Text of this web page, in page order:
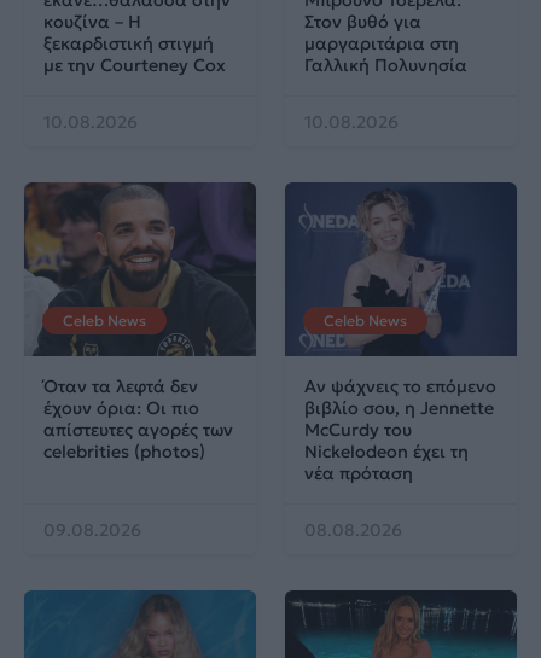
κουζίνα – Η
ξεκαρδιστική στιγμή
με την Courteney Cox
10.08.2026
Στον βυθό για
μαργαριτάρια στη
Γαλλική Πολυνησία
10.08.2026
Celeb News
Όταν τα λεφτά δεν
έχουν όρια: Οι πιο
απίστευτες αγορές των
celebrities (photos)
09.08.2026
Celeb News
Αν ψάχνεις το επόμενο
βιβλίο σου, η Jennette
McCurdy του
Nickelodeon έχει τη
νέα πρόταση
08.08.2026